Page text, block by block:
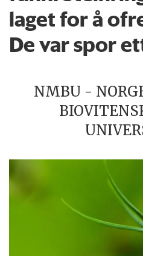
laget for å
De var spor
NMBU -